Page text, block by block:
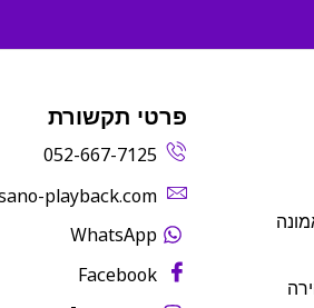
פרטי תקשורת
052-667-7125
playback.com‬
WhatsApp
Facebook